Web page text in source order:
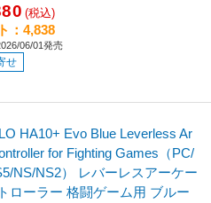
(税込)
：4,838
06/01発売
せ
HA10+ Evo Blue Leverless Ar
for Fighting Games（PC/
NS/NS2） レバーレスアーケー
ローラー 格闘ゲーム用 ブルー